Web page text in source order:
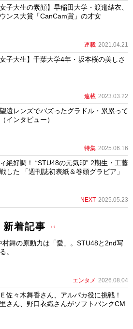
女子大生の素顔】早稲田大学・渡邉結衣、
ンス大賞「CanCam賞」の才女
連載 2021.04.21
女子大生】千葉大学4年・坂本桜の美しさ
連載 2023.03.22
遠レンズでバズったグラドル・累累って
インタビュー）
特集 2025.06.16
絶好調！ “STU48の元気印” 2期生・工藤
した 「週刊誌初表紙＆巻頭グラビア」
NEXT 2025.05.23
新着記事
村舞の原動力は「愛」。STU48と2nd写
。
エンタメ 2026.08.04
佐々木舞香さん、アルパカ役に挑戦！
さん、野口衣織さんがソフトバンクCM